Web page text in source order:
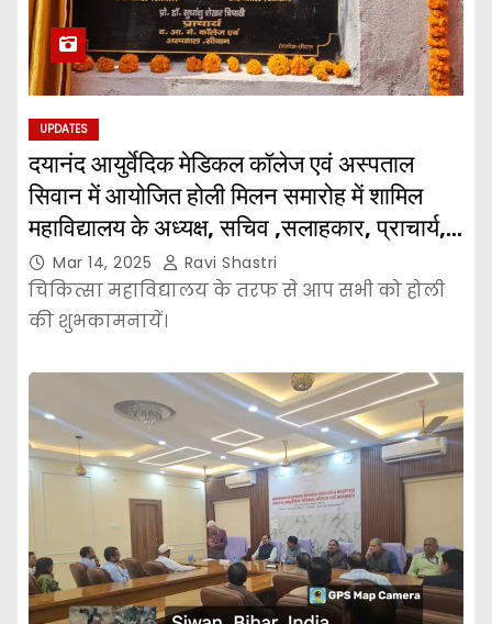
UPDATES
दयानंद आयुर्वेदिक मेडिकल कॉलेज एवं अस्पताल
सिवान में आयोजित होली मिलन समारोह में शामिल
महाविद्यालय के अध्यक्ष, सचिव ,सलाहकार, प्राचार्य,
शिक्षक,शिक्षकेत्तर कर्मचारी एवं छात्र।
Mar 14, 2025 Ravi Shastri
चिकित्सा महाविद्यालय के तरफ से आप सभी को होली
की शुभकामनायें।